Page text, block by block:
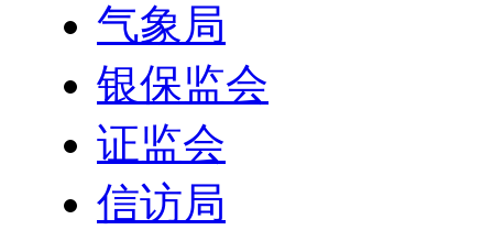
气象局
银保监会
证监会
信访局